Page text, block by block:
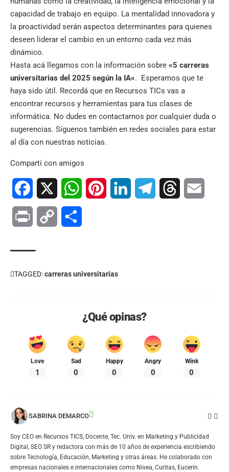
capacidad de trabajo en equipo. La mentalidad innovadora y
la proactividad serán aspectos determinantes para quienes
deseen liderar el cambio en un entorno cada vez más
dinámico.
Hasta acá llegamos con la información sobre «5 carreras
universitarias del 2025 según la IA«. Esperamos que te
haya sido útil. Recordá que en Recursos TICs vas a
encontrar recursos y herramientas para tus clases de
informática. No dudes en contactarnos por cualquier duda o
sugerencias. Síguenos también en redes sociales para estar
al día con nuestras noticias.
Compartí con amigos
Facebook WhatsAppPinterest LinkedIn TelegramThreads
Print Copy
TAGGED:carreras universitarias
¿Qué opinas?
Love
1
Sad
0
Happy
0
Angry
0
Wink
0
SABRINA DEMARCO
Soy CEO en Recursos TICS, Docente, Tec. Univ. en Marketing y Publicidad
Digital, SEO SR y redactora con más de 10 años de experiencia escribiendo
sobre Tecnología, Educación, Marketing y otras áreas. He colaborado con
empresas nacionales e internacionales como Nivea, Curitas, Eucerin.